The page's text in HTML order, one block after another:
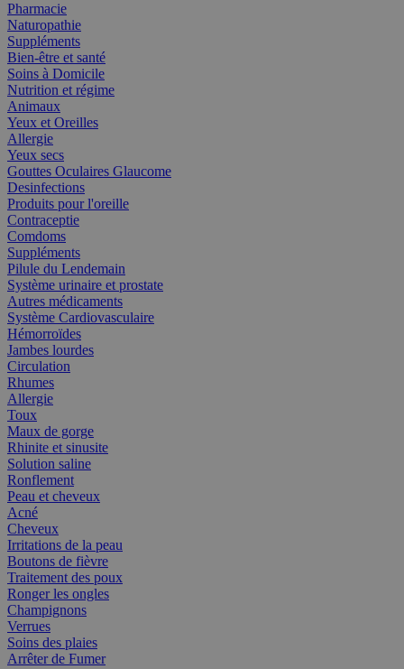
Pharmacie
Naturopathie
Suppléments
Bien-être et santé
Soins à Domicile
Nutrition et régime
Animaux
Yeux et Oreilles
Allergie
Yeux secs
Gouttes Oculaires Glaucome
Desinfections
Produits pour l'oreille
Contraceptie
Comdoms
Suppléments
Pilule du Lendemain
Système urinaire et prostate
Autres médicaments
Système Cardiovasculaire
Hémorroïdes
Jambes lourdes
Circulation
Rhumes
Allergie
Toux
Maux de gorge
Rhinite et sinusite
Solution saline
Ronflement
Peau et cheveux
Acné
Cheveux
Irritations de la peau
Boutons de fièvre
Traitement des poux
Ronger les ongles
Champignons
Verrues
Soins des plaies
Arrêter de Fumer